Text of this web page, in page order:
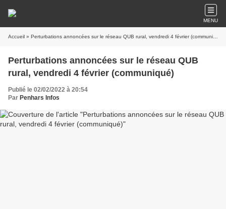
MENU
Accueil » Perturbations annoncées sur le réseau QUB rural, vendredi 4 février (communiqué)
Perturbations annoncées sur le réseau QUB
rural, vendredi 4 février (communiqué)
Publié le 02/02/2022 à 20:54
Par Penhars Infos